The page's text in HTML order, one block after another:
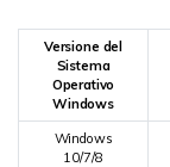
Versione del
Sistema
Operativo
Windows
Windows
10/7/8